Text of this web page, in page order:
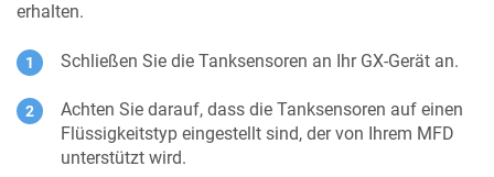
erhalten.
Schließen Sie die Tanksensoren an Ihr GX-Gerät an.
Achten Sie darauf, dass die Tanksensoren auf einen
Flüssigkeitstyp eingestellt sind, der von Ihrem MFD
unterstützt wird.